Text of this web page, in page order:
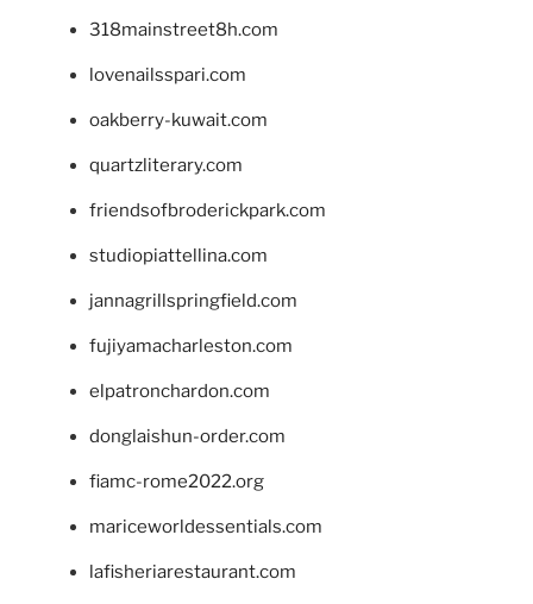
318mainstreet8h.com
lovenailsspari.com
oakberry-kuwait.com
quartzliterary.com
friendsofbroderickpark.com
studiopiattellina.com
jannagrillspringfield.com
fujiyamacharleston.com
elpatronchardon.com
donglaishun-order.com
fiamc-rome2022.org
mariceworldessentials.com
lafisheriarestaurant.com